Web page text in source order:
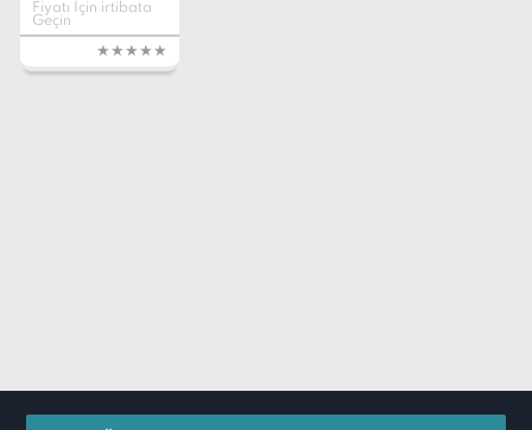
Fiyatı İçin irtibata
Geçin